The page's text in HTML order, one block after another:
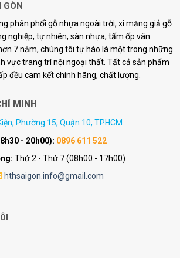
GÒN
phân phối gỗ nhựa ngoài trời, xi măng giả gỗ
nghiệp, tự nhiên, sàn nhựa, tấm ốp vân
7 năm, chúng tôi tự hào là một trong những
vực trang trí nội ngoại thất. Tất cả sản phẩm
đều cam kết chính hãng, chất lượng.
MINH
Phường 15, Quận 10, TPHCM
- 20h00): 0896 611 522
Thứ 2 - Thứ 7 (08h00 - 17h00)
hthsaigon.info@gmail.com